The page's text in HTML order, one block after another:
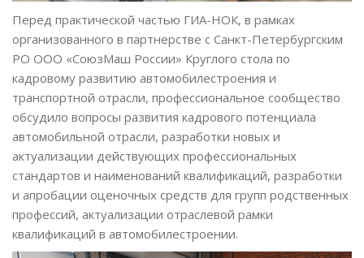
Перед практической частью ГИА-НОК, в рамках
организованного в партнерстве с Санкт-Петербургским
РО ООО «СоюзМаш России» Круглого стола по
кадровому развитию автомобилестроения и
транспортной отрасли, профессиональное сообщество
обсудило вопросы развития кадрового потенциала
автомобильной отрасли, разработки новых и
актуализации действующих профессиональных
стандартов и наименований квалификаций, разработки
и апробации оценочных средств для групп родственных
профессий, актуализации отраслевой рамки
квалификаций в автомобилестроении.